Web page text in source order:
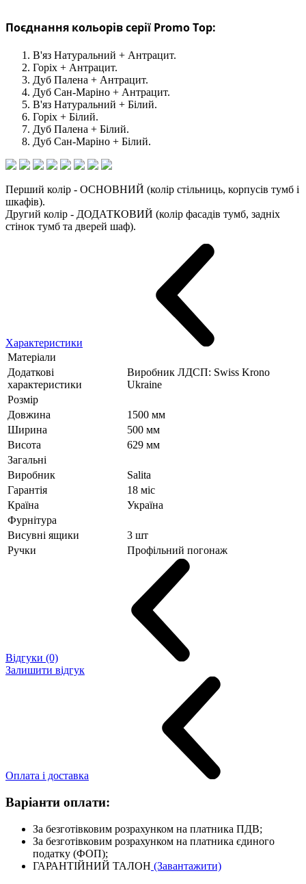
Поєднання кольорів серії Promo Top:
В'яз Натуральний + Антрацит.
Горіх + Антрацит.
Дуб Палена + Антрацит.
Дуб Сан-Маріно + Антрацит.
В'яз Натуральний + Білий.
Горіх + Білий.
Дуб Палена + Білий.
Дуб Сан-Маріно + Білий.
Перший колір - ОСНОВНИЙ (колір стільниць, корпусів тумб і
шкафів).
Другий колір - ДОДАТКОВИЙ (колір фасадів тумб, задніх
стінок тумб та дверей шаф).
Характеристики
Матеріали
Додаткові
характеристики
Виробник ЛДСП: Swiss Krono
Ukraine
Розмір
Довжина
1500 мм
Ширина
500 мм
Висота
629 мм
Загальні
Виробник
Salita
Гарантія
18 міс
Країна
Україна
Фурнітура
Висувні ящики
3 шт
Ручки
Профільний погонаж
Відгуки (0)
Залишити відгук
Оплата і доставка
Варіанти оплати:
За безготівковим розрахунком на платника ПДВ;
За безготівковим розрахунком на платника єдиного
податку (ФОП);
ГАРАНТІЙНИЙ ТАЛОН (Завантажити)